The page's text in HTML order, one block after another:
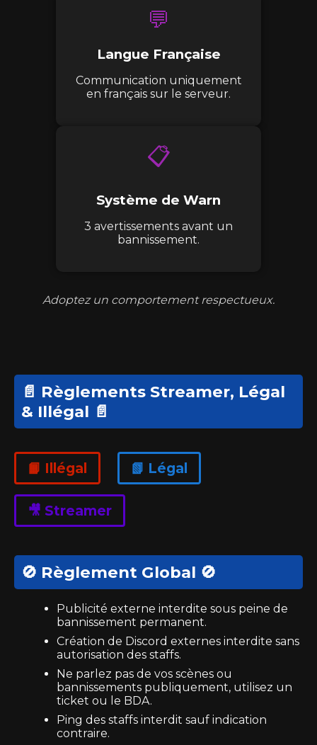
💬
Langue Française
Communication uniquement
en français sur le serveur.
📋
Système de Warn
3 avertissements avant un
bannissement.
Adoptez un comportement respectueux.
📄 Règlements Streamer, Légal
& Illégal 📄
📙 Illégal 📗 Légal
🎥 Streamer
🚫 Règlement Global 🚫
Publicité externe interdite sous peine de
bannissement permanent.
Création de Discord externes interdite sans
autorisation des staffs.
Ne parlez pas de vos scènes ou
bannissements publiquement, utilisez un
ticket ou le BDA.
Ping des staffs interdit sauf indication
contraire.